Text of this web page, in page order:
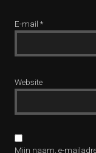
E-mail *
Website
Mijn naam, e-